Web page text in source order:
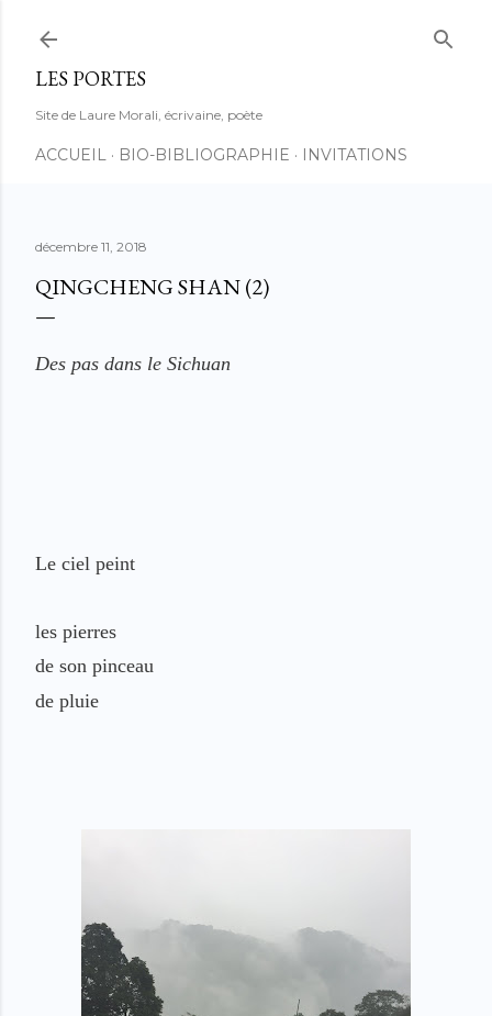
LES PORTES
Site de Laure Morali, écrivaine, poète
ACCUEIL BIO-BIBLIOGRAPHIE INVITATIONS
décembre 11, 2018
QINGCHENG SHAN (2)
Des pas dans le Sichuan
Le ciel peint
les pierres
de son pinceau
de pluie